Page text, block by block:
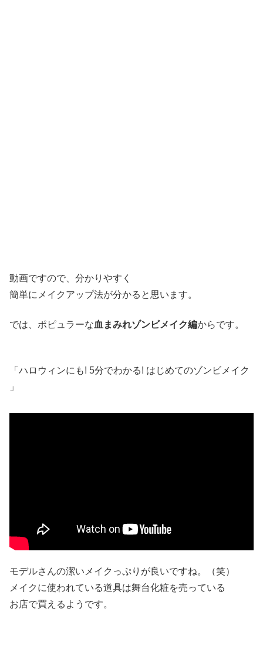
動画ですので、分かりやすく
簡単にメイクアップ法が分かると思います。
では、ポピュラーな血まみれゾンビメイク編からです。
「ハロウィンにも! 5分でわかる! はじめてのゾンビメイク
」
モデルさんの潔いメイクっぷりが良いですね。（笑）
メイクに使われている道具は舞台化粧を売っている
お店で買えるようです。